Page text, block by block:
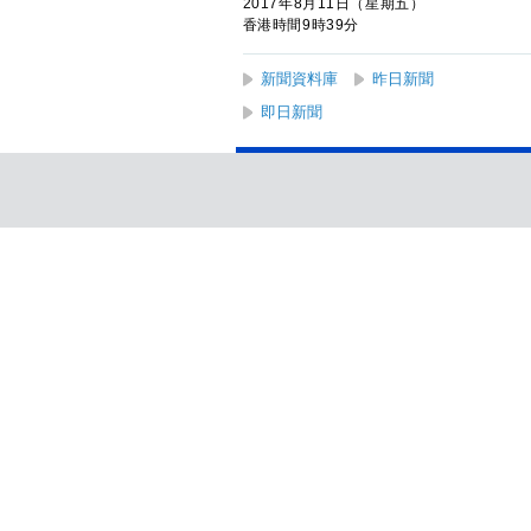
2017年8月11日（星期五）
香港時間9時39分
新聞資料庫 昨日新聞
即日新聞